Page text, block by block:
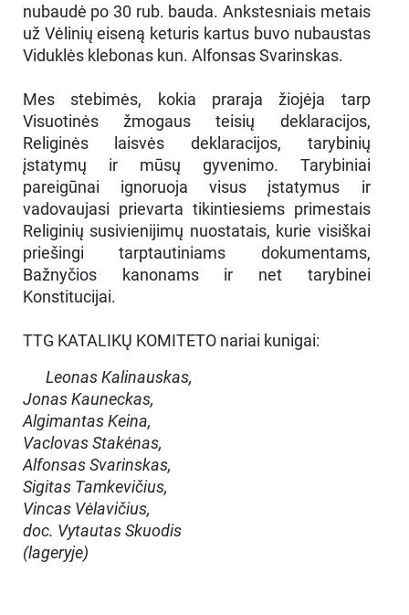
nubaudė po 30 rub. bauda. Ankstesniais metais
už Vėlinių eiseną keturis kartus buvo nubaustas
Viduklės klebonas kun. Alfonsas Svarinskas.
Mes stebimės, kokia praraja žiojėja tarp
Visuotinės žmogaus teisių deklaracijos,
Religinės laisvės deklaracijos, tarybinių
įstatymų ir mūsų gyvenimo. Tarybiniai
pareigūnai ignoruoja visus įstatymus ir
vadovaujasi prievarta tikintiesiems primestais
Religinių susivienijimų nuostatais, kurie visiškai
priešingi tarptautiniams dokumentams,
Bažnyčios kanonams ir net tarybinei
Konstitucijai.
TTG KATALIKŲ KOMITETO nariai kunigai:
Leonas Kalinauskas,
Jonas Kauneckas,
Algimantas Keina,
Vaclovas Stakėnas,
Alfonsas Svarinskas,
Sigitas Tamkevičius,
Vincas Vėlavičius,
doc. Vytautas Skuodis
(lageryje)